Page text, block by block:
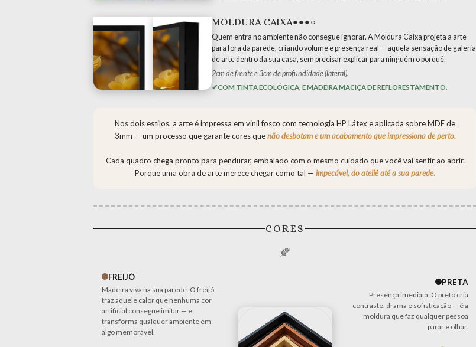
MOLDURA CAIXA●●●○
Quem entra no ambiente não consegue ignorar. A Moldura Caixa projeta a arte
para fora da parede, criando volume e presença real — aquela sensação de galeria
de arte dentro da sua casa, sem precisar explicar para ninguém o porquê.
2cm de frente e 3cm de profundidade (lateral).
COM TINTA ECOLÓGICA, E MADEIRA MACIÇA DE REFLORESTAMENTO.
Nos dois estilos, a arte é impressa em vinil fosco com tecnologia HP Látex e aplicada sobre MDF de
3mm — um processo que garante cores quenão desbotam e um acabamento que impressiona de perto.
Cada quadro chega pronto para pendurar, embalado com o mesmo cuidado que você vai sentir ao abrir.
Porque uma obra de arte merece chegar como tal — impecável, do ateliê até a sua parede.
CORES
🍂
FREIJÓ
Madeira viva na sua parede. O freijó
traz aquele calor que nenhuma cor
artificial consegue imitar — e
transforma qualquer ambiente em
algo memorável.
PRETA
Presença imediata. O preto cria
contraste, drama e sofisticação — é a
moldura que faz qualquer pessoa
parar e olhar.